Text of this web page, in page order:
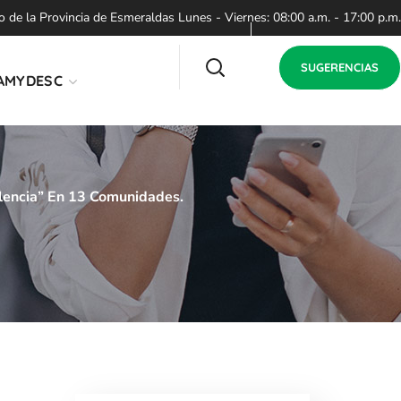
la Provincia de Esmeraldas Lunes - Viernes: 08:00 a.m. - 17:00 p.m.
SUGERENCIAS
En 13 Comunidades.